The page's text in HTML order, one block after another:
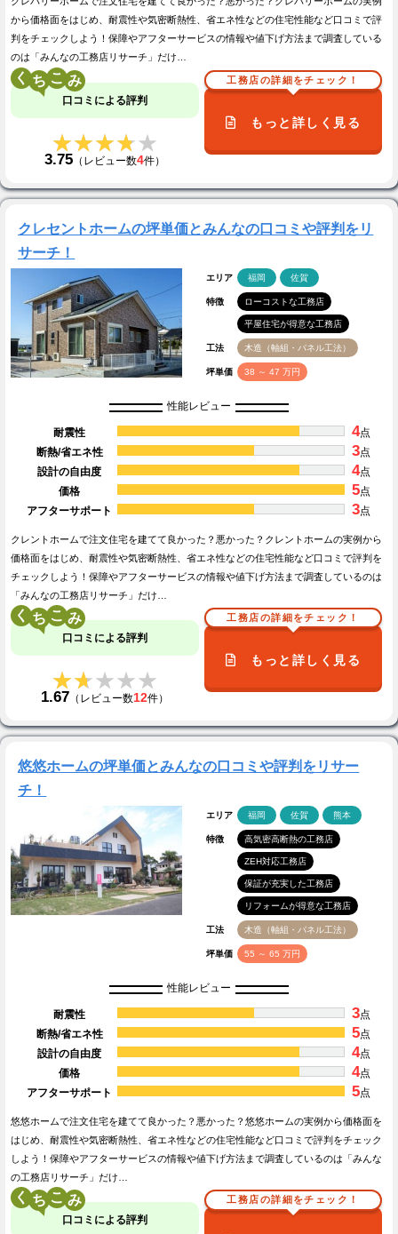
から価格面をはじめ、耐震性や気密断熱性、省エネ性などの住宅性能など口コミで評
判をチェックしよう！保障やアフターサービスの情報や値下げ方法まで調査している
のは「みんなの工務店リサーチ」だけ…
く こ
口コミによる評判
★★★★★
★★★★★
3.75 （レビュー数4件）
工務店の詳細をチェック！
もっと詳しく見る
クレセントホームの坪単価とみんなの口コミや評判をリ
サーチ！
エリア 福岡 佐賀
特徴 ローコストな工務店
平屋住宅が得意な工務店
工法 木造（軸組・パネル工法）
坪単価 38 ～ 47 万円
性能レビュー
耐震性 4点
断熱/省エネ性
3点
設計の自由度
4点
価格
5点
アフターサポート
3点
クレントホームで注文住宅を建てて良かった？悪かった？クレントホームの実例から
価格面をはじめ、耐震性や気密断熱性、省エネ性などの住宅性能など口コミで評判を
チェックしよう！保障やアフターサービスの情報や値下げ方法まで調査しているのは
「みんなの工務店リサーチ」だけ…
く こ
口コミによる評判
★★★★★
★★★★★
1.67 （レビュー数12件）
工務店の詳細をチェック！
もっと詳しく見る
悠悠ホームの坪単価とみんなの口コミや評判をリサー
チ！
エリア 福岡 佐賀 熊本
特徴 高気密高断熱の工務店
ZEH対応工務店
保証が充実した工務店
リフォームが得意な工務店
工法 木造（軸組・パネル工法）
坪単価 55 ～ 65 万円
性能レビュー
耐震性 3点
断熱/省エネ性
5点
設計の自由度
4点
価格
4点
アフターサポート
5点
悠悠ホームで注文住宅を建てて良かった？悪かった？悠悠ホームの実例から価格面を
はじめ、耐震性や気密断熱性、省エネ性などの住宅性能など口コミで評判をチェック
しよう！保障やアフターサービスの情報や値下げ方法まで調査しているのは「みんな
の工務店リサーチ」だけ…
く こ
口コミによる評判
工務店の詳細をチェック！